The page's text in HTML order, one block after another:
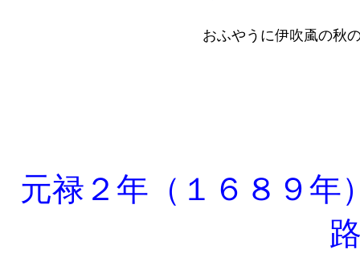
おふやうに伊吹颪の秋
元禄２年（１６８９年